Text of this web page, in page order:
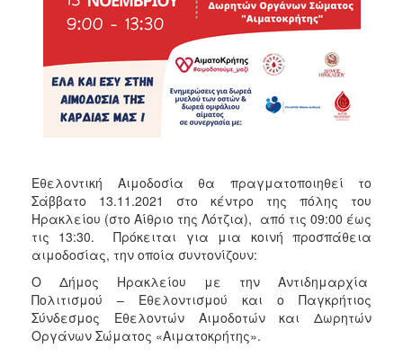
ΑΝΘΕΚΤΙΚΗ
Εθελοντική Αιμοδοσία θα πραγματοποιηθεί το
Σάββατο 13.11.2021 στο κέντρο της πόλης του
Ηρακλείου (στο Αίθριο της Λότζια), από τις 09:00 έως
τις 13:30. Πρόκειται για μια κοινή προσπάθεια
αιμοδοσίας, την οποία συντονίζουν:
O Δήμος Ηρακλείου με την Αντιδημαρχία
Πολιτισμού – Εθελοντισμού και ο Παγκρήτιος
Σύνδεσμος Εθελοντών Αιμοδοτών και Δωρητών
Οργάνων Σώματος «Αιματοκρήτης».